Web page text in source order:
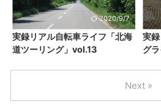
2020/9/7
実録リアル自転車ライフ「北海
道ツーリング」vol.13
実
グ
Next »